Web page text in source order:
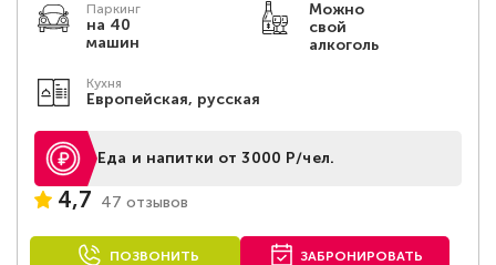
Паркинг
на 40
машин
Можно
свой
алкоголь
Кухня
Европейская, русская
Еда и напитки от 3000 Р/чел.
4,7 47 отзывов
ПОЗВОНИТЬ ЗАБРОНИРОВАТЬ